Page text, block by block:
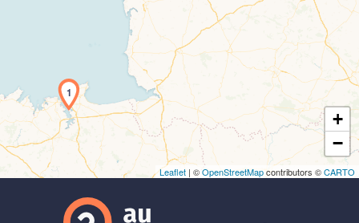
Chargement de la carte en cours...
1
+
−
Leaflet | ©OpenStreetMapcontributors ©CARTO